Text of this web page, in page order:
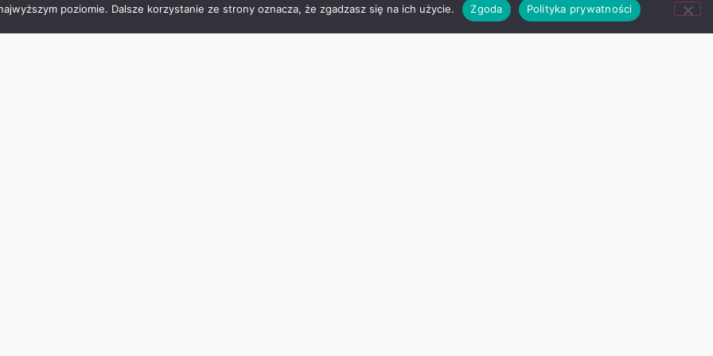
poziomie. Dalsze korzystanie ze strony oznacza, że zgadzasz się na ich użycie. Zgoda Polityka prywatności